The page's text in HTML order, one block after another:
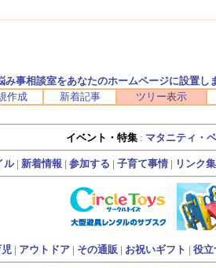
み事相談室をあなたのホームページに設置し
作成 新着記事 ツリー表示
イベント・特集 : マタニティ・
ル| 新着情報 | 参加する | 子育て事情| リンク集
| アウトドア| その通販 | お祝いギフト | 役立